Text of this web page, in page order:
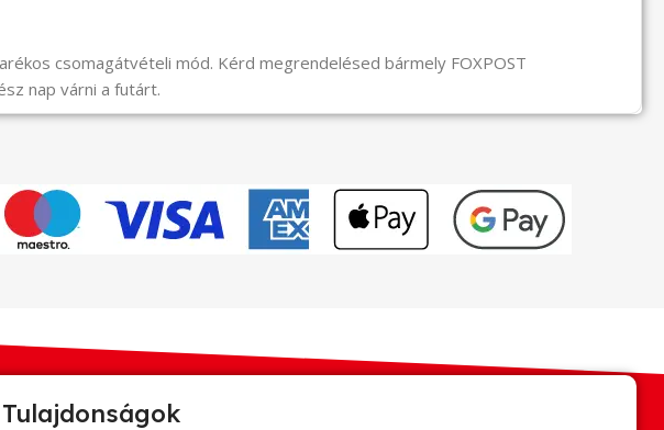
csomagátvételi mód. Kérd megrendelésed bármely FOXPOST
nap várni a futárt.
Tulajdonságok